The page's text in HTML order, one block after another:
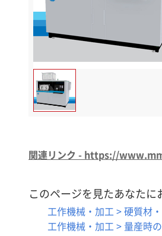
関連リンク - https://
このページを見たあなたに
工作機械・加工 > 硬質材
工作機械・加工 > 量産時